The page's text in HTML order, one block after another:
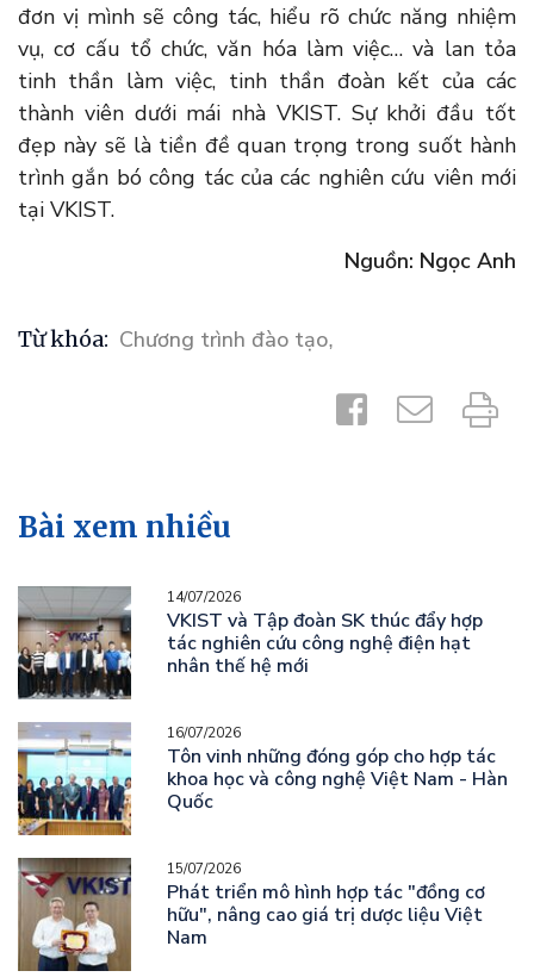
đơn vị mình sẽ công tác, hiểu rõ chức năng nhiệm
vụ, cơ cấu tổ chức, văn hóa làm việc… và lan tỏa
tinh thần làm việc, tinh thần đoàn kết của các
thành viên dưới mái nhà VKIST. Sự khởi đầu tốt
đẹp này sẽ là tiền đề quan trọng trong suốt hành
trình gắn bó công tác của các nghiên cứu viên mới
tại VKIST.
Nguồn: Ngọc Anh
Từ khóa: Chương trình đào tạo,
Bài xem nhiều
14/07/2026
VKIST và Tập đoàn SK thúc đẩy hợp
tác nghiên cứu công nghệ điện hạt
nhân thế hệ mới
16/07/2026
Tôn vinh những đóng góp cho hợp tác
khoa học và công nghệ Việt Nam - Hàn
Quốc
15/07/2026
Phát triển mô hình hợp tác "đồng cơ
hữu", nâng cao giá trị dược liệu Việt
Nam